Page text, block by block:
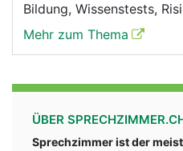
Bildung, Wissenstests,
Mehr zum Thema
ÜBER
Sprechzimmer ist der